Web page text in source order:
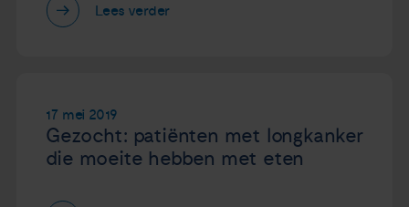
Lees verder
17 mei 2019
Gezocht: patiënten met longkanker
die moeite hebben met eten